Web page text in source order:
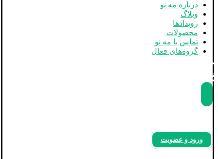
درباره مه نو
وبلاگ
رویدادها
محصولات
تماس با مه نو
گروه‌های فعال
بله
ورود و عضویت